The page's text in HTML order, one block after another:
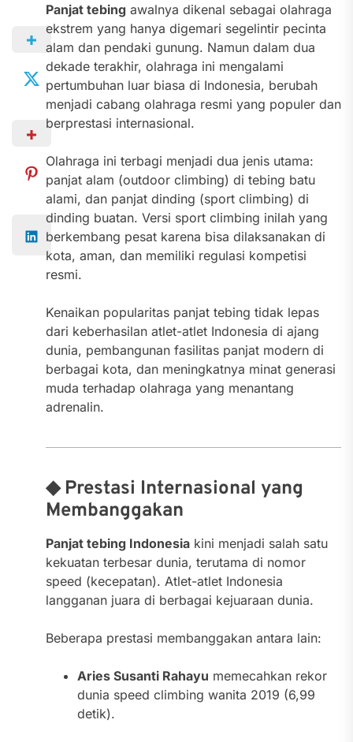
Panjat tebing awalnya dikenal sebagai olahraga
ekstrem yang hanya digemari segelintir pecinta
alam dan pendaki gunung. Namun dalam dua
dekade terakhir, olahraga ini mengalami
pertumbuhan luar biasa di Indonesia, berubah
menjadi cabang olahraga resmi yang populer dan
berprestasi internasional.
Olahraga ini terbagi menjadi dua jenis utama:
panjat alam (outdoor climbing) di tebing batu
alami, dan panjat dinding (sport climbing) di
dinding buatan. Versi sport climbing inilah yang
berkembang pesat karena bisa dilaksanakan di
kota, aman, dan memiliki regulasi kompetisi
resmi.
Kenaikan popularitas panjat tebing tidak lepas
dari keberhasilan atlet-atlet Indonesia di ajang
dunia, pembangunan fasilitas panjat modern di
berbagai kota, dan meningkatnya minat generasi
muda terhadap olahraga yang menantang
adrenalin.
◆ Prestasi Internasional yang
Membanggakan
Panjat tebing Indonesiakini menjadi salah satu
kekuatan terbesar dunia, terutama di nomor
speed (kecepatan). Atlet-atlet Indonesia
langganan juara di berbagai kejuaraan dunia.
Beberapa prestasi membanggakan antara lain:
Aries Susanti Rahayu memecahkan rekor
dunia speed climbing wanita 2019 (6,99
detik).